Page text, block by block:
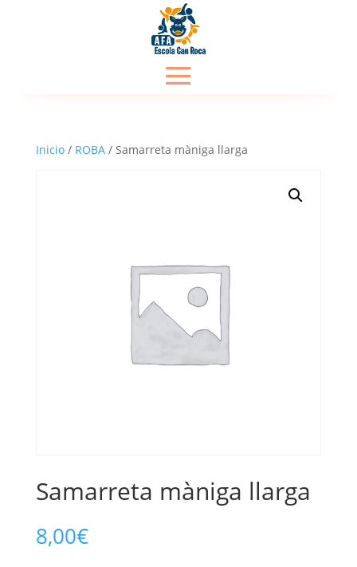
Inicio/ ROBA/ Samarreta màniga llarga
Samarreta màniga llarga
8,00€